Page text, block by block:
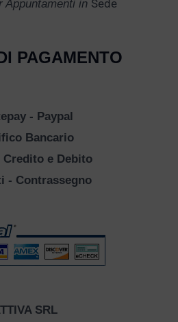
Appuntamenti in Sede
PAGAMENTO
- Paypal
Bancario
Credito e Debito
- Contrassegno
SRL